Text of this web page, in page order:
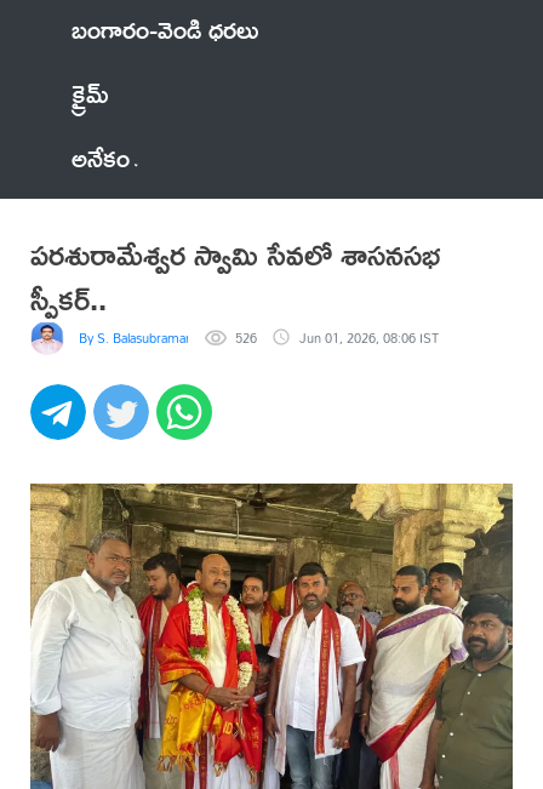
బంగారం-వెండి ధరలు
క్రైమ్
అనేకం
పరశురామేశ్వర స్వామి సేవలో శాసనసభ
స్పీకర్..
By S. Balasubramanyam 526 Jun 01, 2026, 08:06 IST